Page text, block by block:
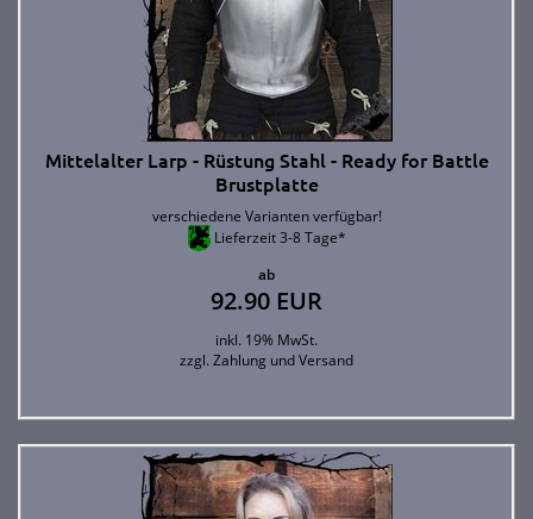
Mittelalter Larp - Rüstung Stahl - Ready for Battle
Brustplatte
verschiedene Varianten verfügbar!
Lieferzeit 3-8 Tage*
ab
92.90 EUR
inkl. 19% MwSt.
zzgl.Zahlung und Versand